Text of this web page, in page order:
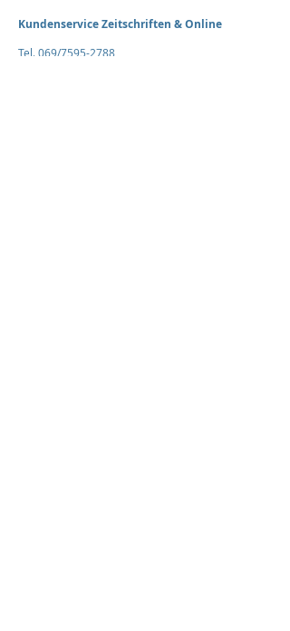
Kundenservice Zeitschriften & Online
Tel. 069/7595-2788